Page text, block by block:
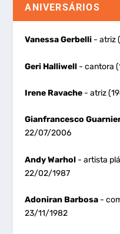
ANIVERSÁRIOS
Vanessa Gerbelli - atriz
Geri Halliwell - cantora
Irene Ravache - atriz
Gianfrancesco
22/07/2006
Andy Warhol - artista
22/02/1987
Adoniran Barbosa -
23/11/1982